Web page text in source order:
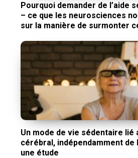
Pourquoi demander de l’aide
– ce que les neurosciences
sur la manière de surmonter
Un mode de vie sédentaire lié
cérébral, indépendamment de
une étude